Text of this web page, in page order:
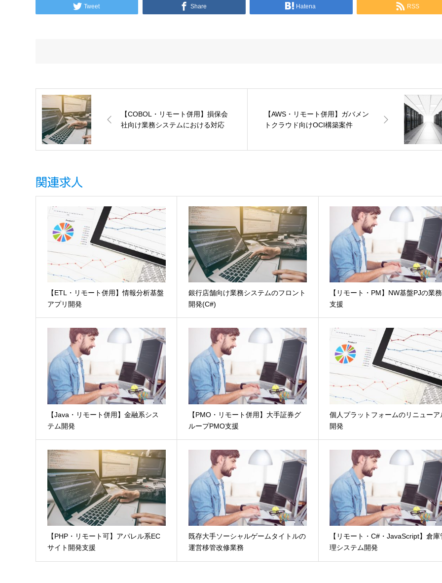
Tweet Share Hatena RSS
【COBOL・リモート併用】損保会
社向け業務システムにおける対応
【AWS・リモート併用】ガバメン
トクラウド向けOCI構築案件
関連求人
【ETL・リモート併用】情報分析基盤
アプリ開発
銀行店舗向け業務システムのフロント
開発(C#)
【リモート・PM】NW基盤PJの業務
支援
【Java・リモート併用】金融系シス
テム開発
【PMO・リモート併用】大手証券グ
ループPMO支援
個人プラットフォームのリニューア
開発
【PHP・リモート可】アパレル系EC
サイト開発支援
既存大手ソーシャルゲームタイトルの
運営移管改修業務
【リモート・C#・JavaScript】倉庫
理システム開発